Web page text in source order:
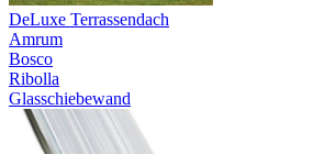
DeLuxe Terrassendach
Amrum
Bosco
Ribolla
Glasschiebewand